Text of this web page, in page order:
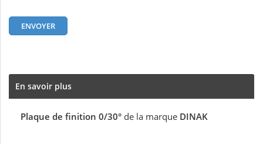
En savoir plus
Plaque de finition 0/30° de la marque DINAK